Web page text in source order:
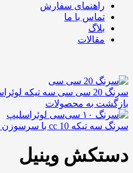
راهنمای سفارش
تماس با ما
بلاگ
مقالات
سرنگ 20 سی سی سه تیکه لوئراسلیپ
بازگشت به محصولات
سرنگ سه تیکه 10 cc با سرسوزن لوئراسلیپ
دستکش وینیل